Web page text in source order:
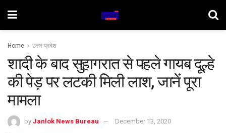
Home उत्तर प्रदेश
शादी के बाद सुहागरात से पहले गायब दूल्हे
की पेड़ पर लटकी मिली लाश, जानें पूरा
मामला
by Janlok News Bureau December 13, 2020